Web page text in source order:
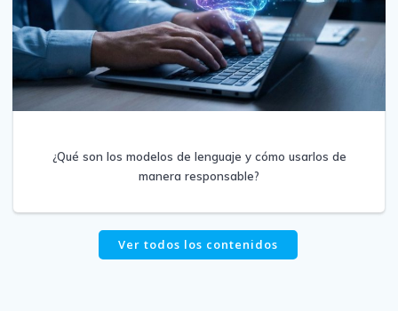
¿Qué son los modelos de lenguaje y cómo usarlos de
manera responsable?
Ver todos los contenidos